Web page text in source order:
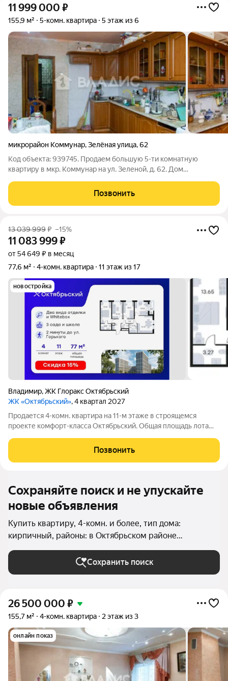
11 999 000 ₽
155,9 м² 5-комн. квартира 5 этаж из 6
микрорайон Коммунар,Зелёная улица,62
Код объекта: 939745. Продаем большую 5-ти комнатную
квартиру в мкр. Коммунар на ул. Зеленой, д. 62. Дом
занимает 5 и 6 этаж в доме. Два входа с каждого этажа. Общая
площадь 155,9 кв.м. - 1 этаж -
Позвонить
13 039 999₽ –15%
11 083 999₽
от 54 649 ₽ в месяц
77,6 м²
4-комн. квартира 11 этаж из 17
новостройка
Владимир,ЖК Глоракс Октябрьский
ЖК «Октябрьский», 4 квартал 2027
Продается 4-комн. квартира на 11-м этаже в строящемся
проекте комфорт-класса Октябрьский. Общая площадь лота
жилую и 16,06 кв. м под кухонную зону. Номер квартиры - 563.
Преимущества
Позвонить
Сохраняйте поиск и не упускайте
новые объявления
Купить квартиру, 4-комн. и более, тип дома:
кирпичный, районы: в Октябрьском районе
(Владимир) во Владимире
Сохранить поиск
26 500 000 ₽
155,7 м² 4-комн. квартира 2 этаж из 3
онлайн показ